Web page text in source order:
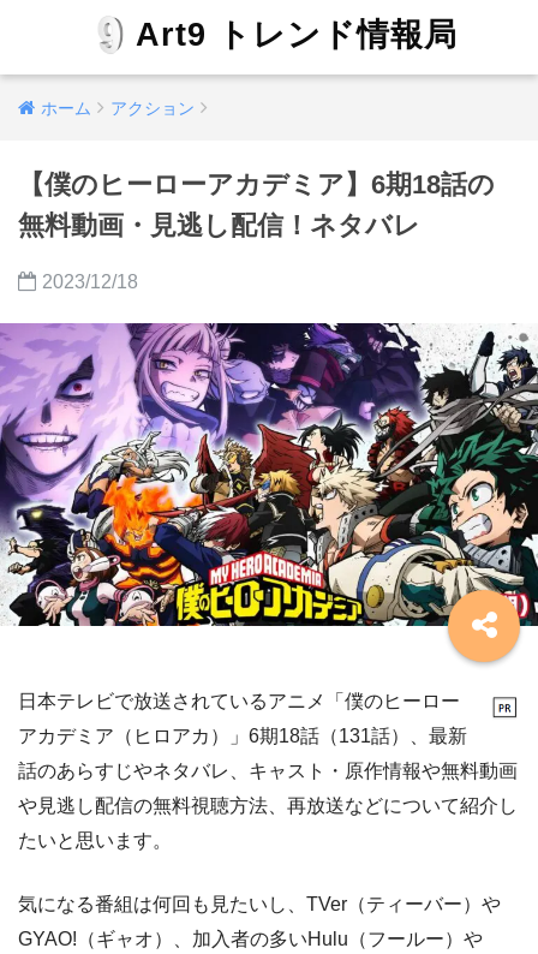
Art9 トレンド情報局
ホーム アクション
【僕のヒーローアカデミア】6期18話の
無料動画・見逃し配信！ネタバレ
2023/12/18
日本テレビで放送されているアニメ「僕のヒーロー
アカデミア（ヒロアカ）」6期18話（131話）、最新
話のあらすじやネタバレ、キャスト・原作情報や無料動画
や見逃し配信の無料視聴方法、再放送などについて紹介し
たいと思います。
気になる番組は何回も見たいし、TVer（ティーバー）や
GYAO!（ギャオ）、加入者の多いHulu（フールー）や